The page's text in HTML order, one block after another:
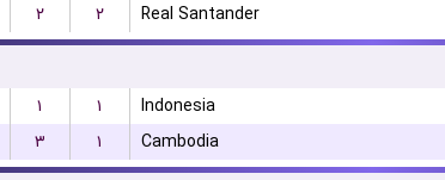
۲ ۲ Real Santander
۱ ۱ Indonesia
۳ ۱ Cambodia